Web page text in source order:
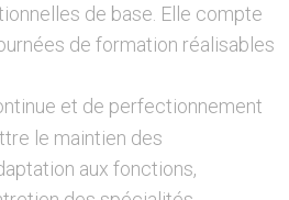
de base. Elle compte
de formation réalisables
et de perfectionnement
le maintien des
aux fonctions,